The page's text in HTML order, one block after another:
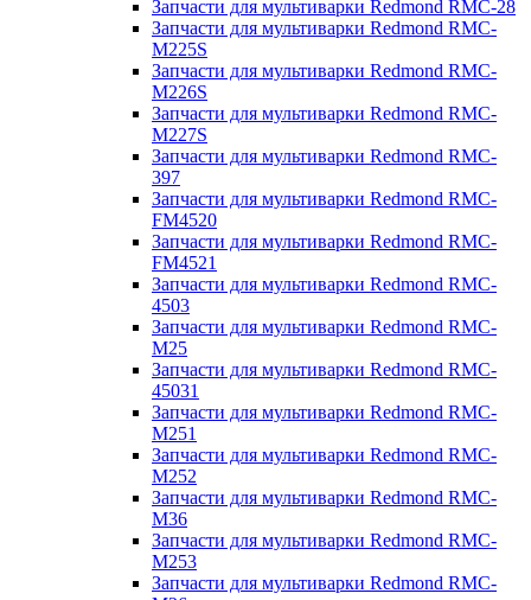
Запчасти для мультиварки Redmond RMC-28
Запчасти для мультиварки Redmond RMC-
M225S
Запчасти для мультиварки Redmond RMC-
M226S
Запчасти для мультиварки Redmond RMC-
M227S
Запчасти для мультиварки Redmond RMC-
397
Запчасти для мультиварки Redmond RMC-
FM4520
Запчасти для мультиварки Redmond RMC-
FM4521
Запчасти для мультиварки Redmond RMC-
4503
Запчасти для мультиварки Redmond RMC-
M25
Запчасти для мультиварки Redmond RMC-
45031
Запчасти для мультиварки Redmond RMC-
M251
Запчасти для мультиварки Redmond RMC-
M252
Запчасти для мультиварки Redmond RMC-
M36
Запчасти для мультиварки Redmond RMC-
M253
Запчасти для мультиварки Redmond RMC-